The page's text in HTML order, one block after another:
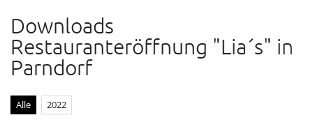
DOWNLOADS
Anelia Peschev
Bucherer
Claus Tyler
Downloads
Restauranteröffnung "Lia´s" in
Parndorf
Alle 2022